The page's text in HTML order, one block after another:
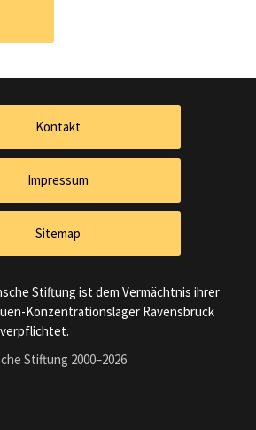
Kontakt
Impressum
Sitemap
Stiftung ist dem Vermächtnis ihrer
Konzentrationslager Ravensbrück
Stiftung 2000–2026